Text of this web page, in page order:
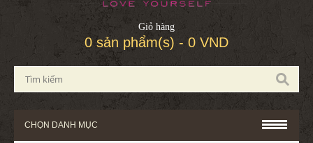
Giỏ hàng
0 sản phẩm(s) - 0 VND
CHỌN DANH MỤC